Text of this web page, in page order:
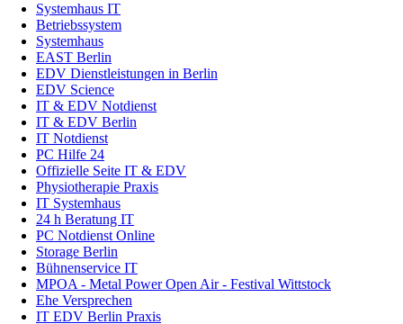
Systemhaus IT
Betriebssystem
Systemhaus
EAST Berlin
EDV Dienstleistungen in Berlin
EDV Science
IT & EDV Notdienst
IT & EDV Berlin
IT Notdienst
PC Hilfe 24
Offizielle Seite IT & EDV
Physiotherapie Praxis
IT Systemhaus
24 h Beratung IT
PC Notdienst Online
Storage Berlin
Bühnenservice IT
MPOA - Metal Power Open Air - Festival Wittstock
Ehe Versprechen
IT EDV Berlin Praxis